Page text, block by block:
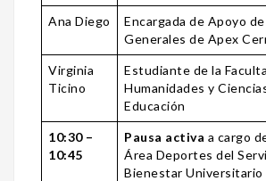
Ana Diego
Encargada de Apoyo
Generales de Apex
Virginia
Ticino
Estudiante de la
Humanidades y
Educación
10:30 –
10:45
Pausa activa a cargo
Área Deportes del
Bienestar Universitario